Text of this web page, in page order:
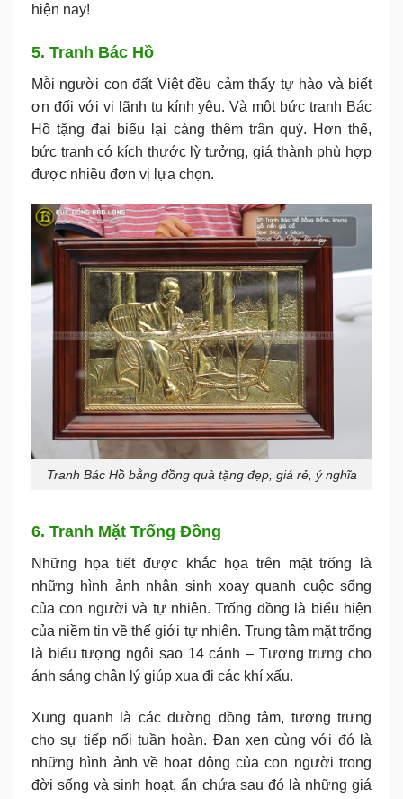
hiện nay!
5. Tranh Bác Hồ
Mỗi người con đất Việt đều cảm thấy tự hào và biết
ơn đối với vị lãnh tụ kính yêu. Và một bức tranh Bác
Hồ tặng đại biểu lại càng thêm trân quý. Hơn thế,
bức tranh có kích thước lỳ tưởng, giá thành phù hợp
được nhiều đơn vị lựa chọn.
Tranh Bác Hồ bằng đồng quà tặng đẹp, giá rẻ, ý nghĩa
6. Tranh Mặt Trống Đồng
Những họa tiết được khắc họa trên mặt trống là
những hình ảnh nhân sinh xoay quanh cuộc sống
của con người và tự nhiên. Trống đồng là biểu hiện
của niềm tin về thế giới tự nhiên. Trung tâm mặt trống
là biểu tượng ngôi sao 14 cánh – Tượng trưng cho
ánh sáng chân lý giúp xua đi các khí xấu.
Xung quanh là các đường đồng tâm, tượng trưng
cho sự tiếp nối tuần hoàn. Đan xen cùng với đó là
những hình ảnh về hoạt động của con người trong
đời sống và sinh hoạt, ẩn chứa sau đó là những giá